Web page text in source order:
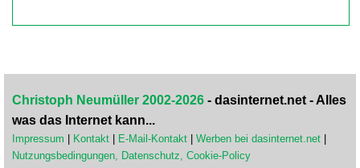
Christoph Neumüller 2002-2026 - dasinternet.net - Alles
was das Internet kann...
Impressum Kontakt E-Mail-Kontakt Werben bei dasinternet.net
Nutzungsbedingungen, Datenschutz, Cookie-Policy